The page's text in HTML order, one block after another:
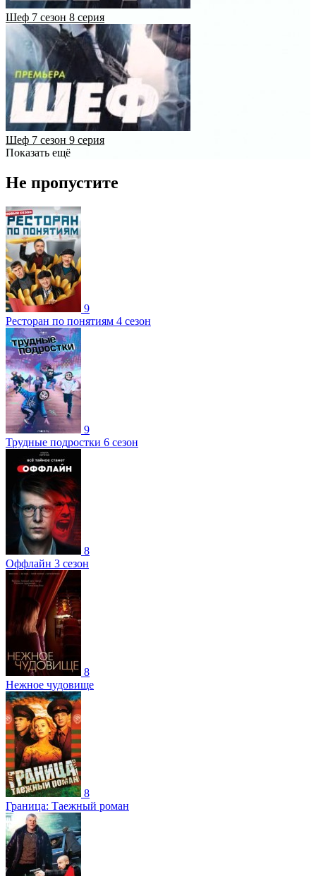
Шеф 7 сезон 8 серия
Шеф 7 сезон 9 серия
Показать ещё
Не пропустите
9
Ресторан по понятиям 4 сезон
9
Трудные подростки 6 сезон
8
Оффлайн 3 сезон
8
Нежное чудовище
8
Граница: Таежный роман